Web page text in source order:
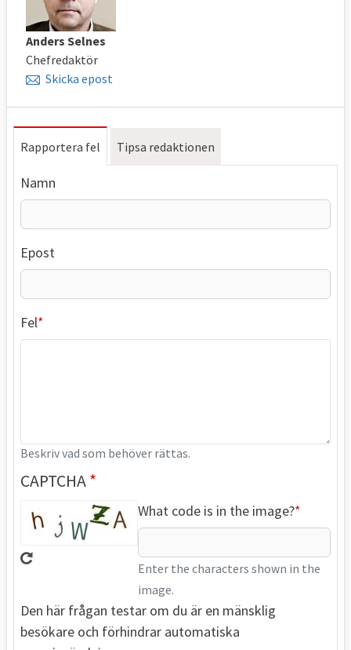
Anders Selnes
Chefredaktör
Skicka epost
Rapportera fel Tipsa redaktionen
Namn
Epost
Fel
Beskriv vad som behöver rättas.
CAPTCHA
What code is in the image?
Enter the characters shown in the
image.
Den här frågan testar om du är en mänsklig
besökare och förhindrar automatiska